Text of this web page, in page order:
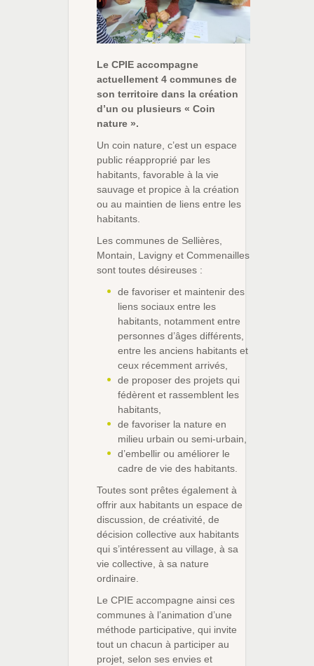
Le CPIE accompagne
actuellement 4 communes de
son territoire dans la création
d’un ou plusieurs « Coin
nature ».
Un coin nature, c’est un espace
public réapproprié par les
habitants, favorable à la vie
sauvage et propice à la création
ou au maintien de liens entre les
habitants.
Les communes de Sellières,
Montain, Lavigny et Commenailles
sont toutes désireuses :
de favoriser et maintenir des
liens sociaux entre les
habitants, notamment entre
personnes d’âges différents,
entre les anciens habitants et
ceux récemment arrivés,
de proposer des projets qui
fédèrent et rassemblent les
habitants,
de favoriser la nature en
milieu urbain ou semi-urbain,
d’embellir ou améliorer le
cadre de vie des habitants.
Toutes sont prêtes également à
offrir aux habitants un espace de
discussion, de créativité, de
décision collective aux habitants
qui s’intéressent au village, à sa
vie collective, à sa nature
ordinaire.
Le CPIE accompagne ainsi ces
communes à l’animation d’une
méthode participative, qui invite
tout un chacun à participer au
projet, selon ses envies et